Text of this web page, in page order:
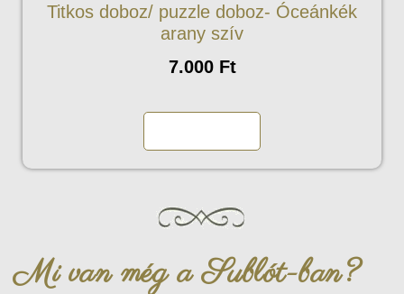
Titkos doboz/ puzzle doboz- Óceánkék
arany szív
7.000 Ft
Mi van még a Sublót-ban?